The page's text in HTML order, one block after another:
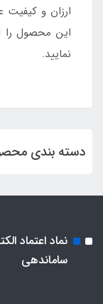
ارزان و کیفیت
این محصول را
نمایید.
دسته بندی
نماد اعتماد
ساماندهی